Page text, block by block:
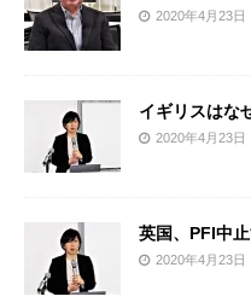
2020年4月23日
イギリスはな
2020年4月23日
英国、PFI中
2020年4月23日